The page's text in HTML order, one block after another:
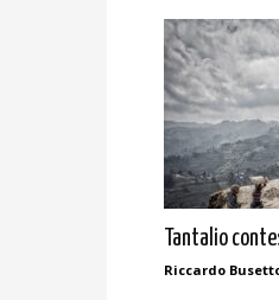
Tantalio
Riccardo